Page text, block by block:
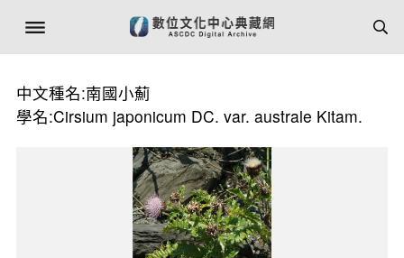
中文種名:南國小薊
學名:Cirsium japonicum DC. var. australe Kitam.